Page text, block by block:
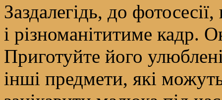
Заздалегідь, до
і різноманітитиме кадр.
Приготуйте його
інші предмети, які